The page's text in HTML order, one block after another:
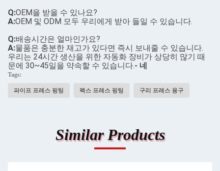
Q:OEM을 받을 수 있나요?
A:OEM 및 ODM 모두 우리에게 받아 들일 수 있습니다.
Q:배송시간은 얼마인가요?
A:물품은 충분한 재고가 있다면 즉시 보내줄 수 있습니다.
우리는 24시간 생산을 위한 자동화 장비가 상당히 많기 때
문에 30~45일을 약속할 수 있습니다.- 네
Tags:
파이프 프레스 핑팅 펙스 프레스 핑팅 구리 프레스 용구
Similar Products